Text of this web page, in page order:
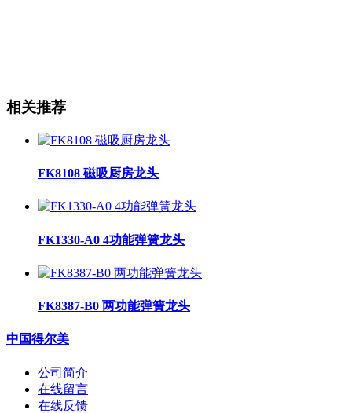
相关推荐
FK8108 磁吸厨房龙头
FK1330-A0 4功能弹簧龙头
FK8387-B0 两功能弹簧龙头
中国得尔美
公司简介
在线留言
在线反馈